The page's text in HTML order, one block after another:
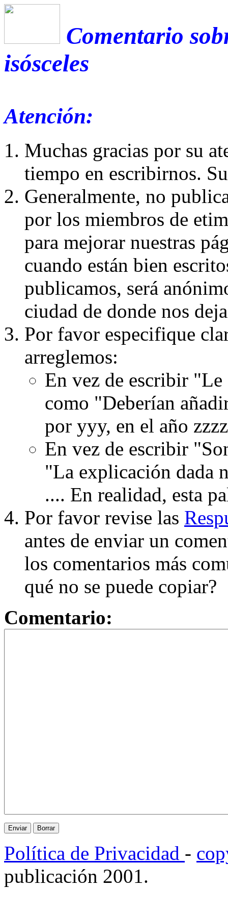
Comentario
isósceles
Atención:
Muchas gracias por su
tiempo en escribirnos.
Generalmente, no
por los miembros de
para mejorar nuestras
cuando están bien
publicamos, será
ciudad de donde nos
Por favor especifique
arreglemos:
En vez de escribir
como "Deberían
por yyy, en el año
En vez de escribir
"La explicación dada
.... En realidad, esta
Por favor revise las
antes de enviar un
los comentarios más
qué no se puede copiar?
Comentario:
Política de Privacidad -
publicación 2001.